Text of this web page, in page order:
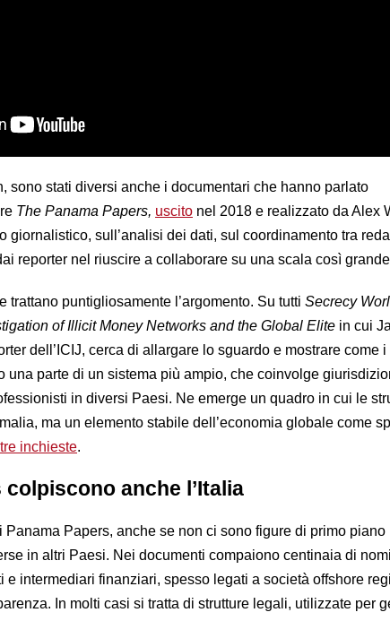
sono stati diversi anche i documentari che hanno parlato
The Panama Papers, uscito nel 2018 e realizzato da Alex
giornalistico, sull’analisi dei dati, sul coordinamento tra
reporter nel riuscire a collaborare su una scala così
trattano puntigliosamente l’argomento. Su tutti Secrecy
of Illicit Money Networks and the Global Elite in cui
dell’ICIJ, cerca di allargare lo sguardo e mostrare come
una parte di un sistema più ampio, che coinvolge
in diversi Paesi. Ne emerge un quadro in cui le
ma un elemento stabile dell’economia globale come
inchieste.
colpiscono anche l’Italia
Panama Papers, anche se non ci sono figure di primo piano
in altri Paesi. Nei documenti compaiono centinaia di
e intermediari finanziari, spesso legati a società offshore
In molti casi si tratta di strutture legali, utilizzate per